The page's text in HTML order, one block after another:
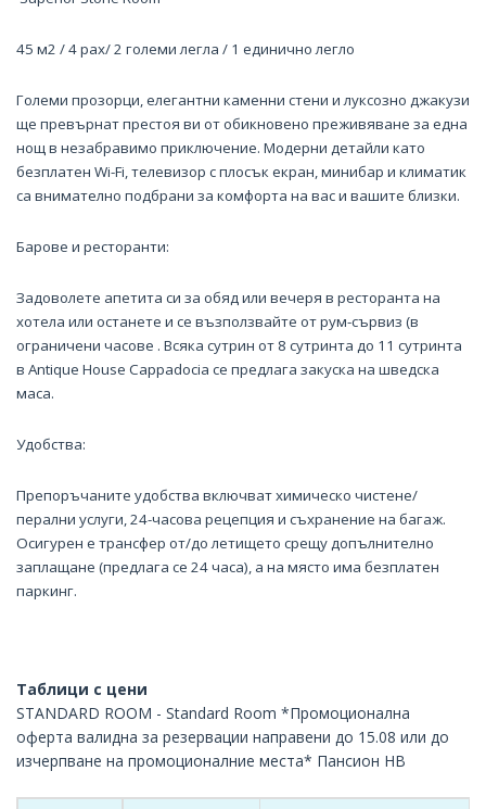
45 м2 / 4 pax/ 2 големи легла / 1 единично легло
Големи прозорци, елегантни каменни стени и луксозно джакузи
ще превърнат престоя ви от обикновено преживяване за една
нощ в незабравимо приключение. Модерни детайли като
безплатен Wi-Fi, телевизор с плосък екран, минибар и климатик
са внимателно подбрани за комфорта на вас и вашите близки.
Барове и ресторанти:
Задоволете апетита си за обяд или вечеря в ресторанта на
хотела или останете и се възползвайте от рум-сървиз (в
ограничени часове . Всяка сутрин от 8 сутринта до 11 сутринта
в Antique House Cappadocia се предлага закуска на шведска
маса.
Удобства:
Препоръчаните удобства включват химическо чистене/
перални услуги, 24-часова рецепция и съхранение на багаж.
Осигурен е трансфер от/до летището срещу допълнително
заплащане (предлага се 24 часа), а на място има безплатен
паркинг.
Таблици с цени
STANDARD ROOM - Standard Room *Промоционална
оферта валидна за резервации направени до 15.08 или до
изчерпване на промоционалние места* Пансион HB